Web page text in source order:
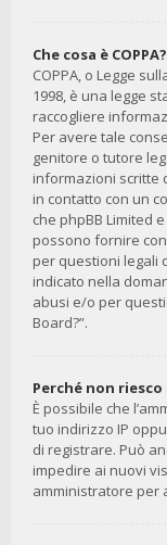
Che cosa è COPPA?
COPPA, o Legge
1998, è una legge
raccogliere
Per avere tale
genitore o tutore
informazioni scritte
in contatto con un
che phpBB Limited
possono fornire
per questioni legali
indicato nella
abusi e/o per
Board?”.
Perché non
È possibile che
tuo indirizzo IP
di registrare. Può
impedire ai nuovi
amministratore per